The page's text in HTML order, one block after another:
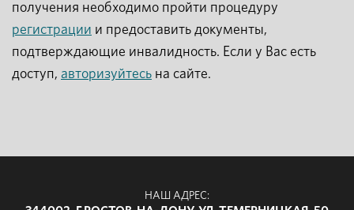
получения необходимо пройти процедуру
регистрации и предоставить документы,
подтверждающие инвалидность. Если у Вас есть
доступ, авторизуйтесь на сайте.
НАШ АДРЕС: